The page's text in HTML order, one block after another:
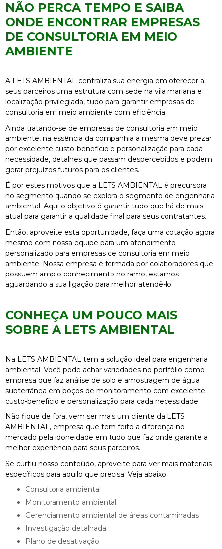
NÃO PERCA TEMPO E SAIBA
ONDE ENCONTRAR EMPRESAS
DE CONSULTORIA EM MEIO
AMBIENTE
A LETS AMBIENTAL centraliza sua energia em oferecer a
seus parceiros uma estrutura com sede na vila mariana e
localização privilegiada, tudo para garantir empresas de
consultoria em meio ambiente com eficiência.
Ainda tratando-se de empresas de consultoria em meio
ambiente, na essência da companhia a mesma deve prezar
por excelente custo-benefício e personalização para cada
necessidade, detalhes que passam despercebidos e podem
gerar prejuízos futuros para os clientes.
É por estes motivos que a LETS AMBIENTAL é precursora
no segmento quando se explora o segmento de engenharia
ambiental. Aqui o objetivo é garantir tudo que há de mais
atual para garantir a qualidade final para seus contratantes.
Então, aproveite esta oportunidade, faça uma cotação agora
mesmo com nossa equipe para um atendimento
personalizado para empresas de consultoria em meio
ambiente. Nossa empresa é formada por colaboradores que
possuem amplo conhecimento no ramo, estamos
aguardando a sua ligação para melhor atendê-lo.
CONHEÇA UM POUCO MAIS
SOBRE A LETS AMBIENTAL
Na LETS AMBIENTAL tem a solução ideal para engenharia
ambiental. Você pode achar variedades no portfólio como
empresa que faz análise de solo e amostragem de água
subterrânea em poços de monitoramento com excelente
custo-benefício e personalização para cada necessidade.
Não fique de fora, vem ser mais um cliente da LETS
AMBIENTAL, empresa que tem feito a diferença no
mercado pela idoneidade em tudo que faz onde garante a
melhor experiência para seus parceiros.
Se curtiu nosso conteúdo, aproveite para ver mais materiais
específicos para aquilo que precisa. Veja abaixo:
consultoria ambiental
monitoramento ambiental
gerenciamento ambiental de áreas contaminadas
investigação detalhada
plano de desativação